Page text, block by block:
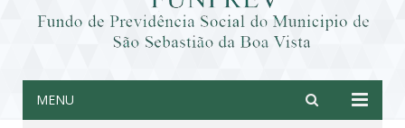
MENU